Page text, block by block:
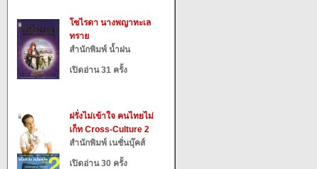
โซไรดา นางพญาทะเล
ทราย
สำนักพิมพ์ น้ำฝน
เปิดอ่าน 31 ครั้ง
ฝรั่งไม่เข้าใจ คนไทยไม่
เก็ท Cross-Culture 2
สำนักพิมพ์ เนชั่นบุ๊คส์
เปิดอ่าน 30 ครั้ง